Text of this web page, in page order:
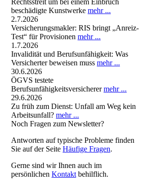
beschädigte Kunstwerke mehr ...
2.7.2026
Versicherungsmakler: RIS bringt „Anreiz-
Test“ für Provisionen mehr ...
1.7.2026
Invalidität und Berufsunfähigkeit: Was
Versicherter beweisen muss mehr ...
30.6.2026
ÖGVS testete
Berufsunfähigkeitsversicherermehr ...
29.6.2026
Zu früh zum Dienst: Unfall am Weg kein
Arbeitsunfall? mehr ...
Noch Fragen zum Newsletter?
Antworten auf typische Probleme finden
Sie auf der Seite Häufige Fragen.
Gerne sind wir Ihnen auch im
persönlichen Kontakt behilflich.